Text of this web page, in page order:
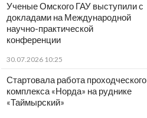
Ученые Омского ГАУ выступили с
докладами на Международной
научно-практической
конференции
30.07.2026 10:25
Стартовала работа проходческого
комплекса «Норда» на руднике
«Таймырский»